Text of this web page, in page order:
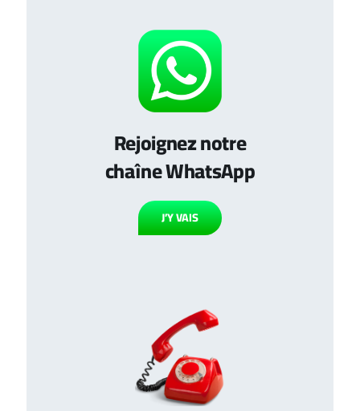
Rejoignez notre
chaîne WhatsApp
J’Y VAIS